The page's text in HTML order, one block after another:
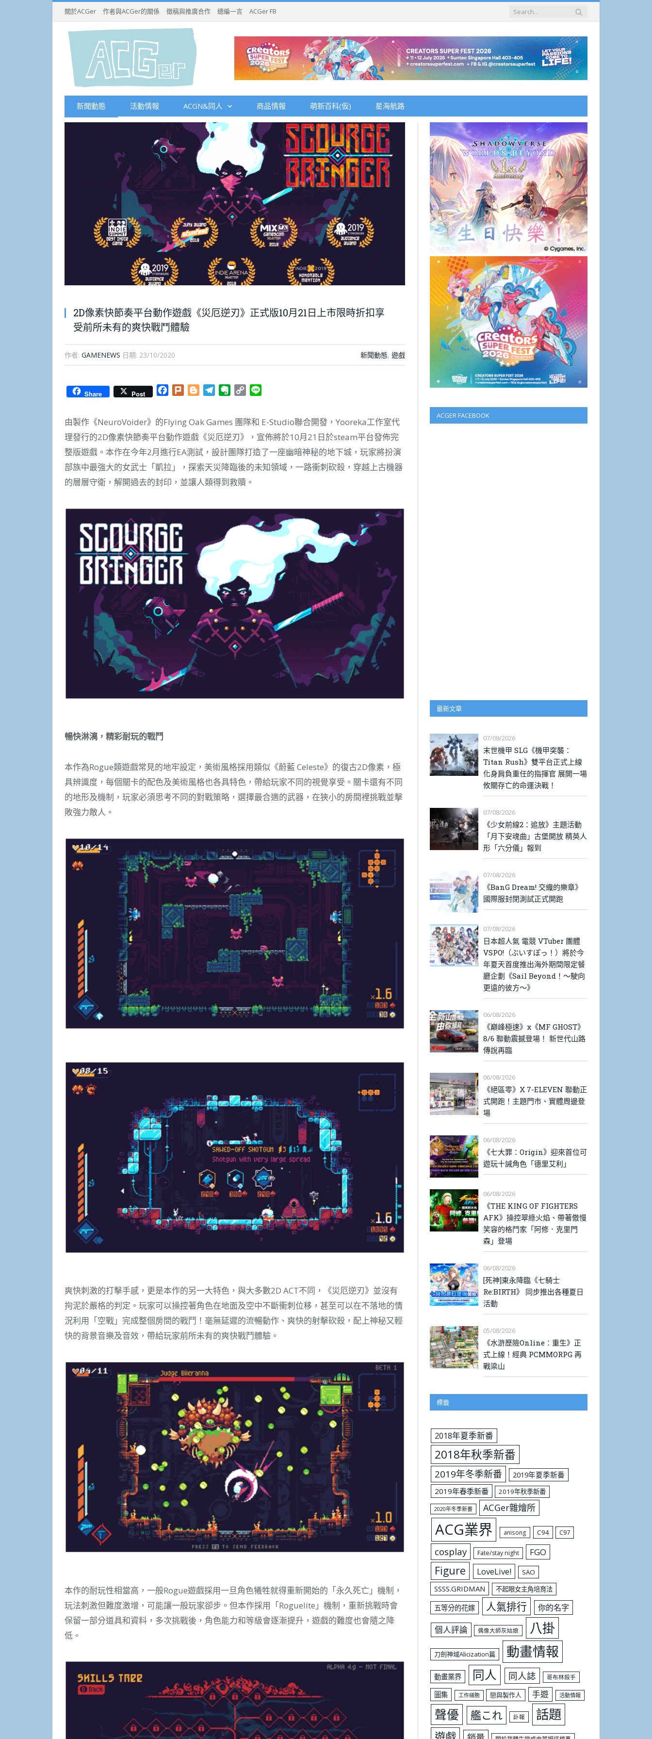
關於ACGer 作者與ACGer的關係 徵稿與推廣合作 總編一言 ACGer FB
新聞動態 活動情報 ACGN&同人 商品情報 萌新百科(仮) 星海航路
2D像素快節奏平台動作遊戲《災厄逆刃》正式版10月21日上市限時折扣享
受前所未有的爽快戰鬥體驗
作者: GAMENEWS 日期: 23/10/2020 新聞動態, 遊戲
Share Post Facebook
Plurk BloggerTelegramEvernote
Copy
由製作《NeuroVoider》的Flying Oak Games 團隊和 E-Studio聯合開發，Yooreka工作室代
理發行的2D像素快節奏平台動作遊戲《災厄逆刃》，宣佈將於10月21日於steam平台發佈完
整版遊戲。本作在今年2月進行EA測試，設計團隊打造了一座幽暗神秘的地下城，玩家將扮演
部族中最強大的女武士「凱拉」，探索天災降臨後的未知領域，一路衝刺砍殺，穿越上古機器
的層層守衛，解開過去的封印，並讓人類得到救贖。
暢快淋漓，精彩耐玩的戰鬥
本作為Rogue類遊戲常見的地牢設定，美術風格採用類似《蔚藍 Celeste》的復古2D像素，極
具辨識度，每個關卡的配色及美術風格也各具特色，帶給玩家不同的視覺享受。關卡還有不同
的地形及機制，玩家必須思考不同的對戰策略，選擇最合適的武器，在狹小的房間裡挑戰並擊
敗強力敵人。
爽快刺激的打擊手感，更是本作的另一大特色，與大多數2D ACT不同，《災厄逆刃》並沒有
拘泥於嚴格的判定。玩家可以操控著角色在地面及空中不斷衝刺位移，甚至可以在不落地的情
況利用「空戰」完成整個房間的戰鬥！毫無延遲的流暢動作、爽快的射擊砍殺，配上神秘又輕
快的背景音樂及音效，帶給玩家前所未有的爽快戰鬥體驗。
本作的耐玩性相當高，一般Rogue遊戲採用一旦角色犧牲就得重新開始的「永久死亡」機制，
玩法刺激但難度激增，可能讓一般玩家卻步。但本作採用「Roguelite」機制，重新挑戰時會
保留一部分道具和資料，多次挑戰後，角色能力和等級會逐漸提升，遊戲的難度也會隨之降
低。
ACGER FACEBOOK
最新文章
07/08/2026
末世機甲 SLG《機甲突襲：
Titan Rush》雙平台正式上線
化身肩負重任的指揮官 展開一場
攸關存亡的命運決戰！
07/08/2026
《少女前線2：追放》主題活動
「月下安魂曲」古堡開放 精英人
形「六分儀」報到
07/08/2026
《BanG Dream! 交織的樂章》
國際服封閉測試正式開跑
07/08/2026
日本超人氣 電競 VTuber 團體
VSPO!（ぶいすぽっ！）將於今
年夏天首度推出海外期間限定餐
廳企劃《Sail Beyond！～駛向
更遠的彼方～》
06/08/2026
《巔峰極速》x《MF GHOST》
8/6 聯動震撼登場！ 新世代山路
傳說再臨
06/08/2026
《絕區零》X 7-ELEVEN 聯動正
式開跑！主題門市、實體周邊登
場
06/08/2026
《七大罪：Origin》迎來首位可
遊玩十誡角色「德里艾利」
06/08/2026
《THE KING OF FIGHTERS
AFK》操控翠綠火焰、帶著傲慢
笑容的格鬥家「阿修．克里門
森」登場
06/08/2026
[死神]東永降臨《七騎士
Re:BIRTH》 同步推出各種夏日
活動
05/08/2026
《水滸歷險Online：重生》正
式上線！經典 PCMMORPG 再
戰梁山
標籤
2018年夏季新番
2018年秋季新番
2019年冬季新番
2019年夏季新番
2019年春季新番
2019年秋季新番
2020年冬季新番 ACGer雜燴所
ACG業界 anisong C94 C97
cosplay Fate/stay night FGO
Figure LoveLive! SAO
SSSS.GRIDMAN 不起眼女主角培育法
五等分的花嫁 人氣排行 你的名字
個人評論 偶像大師灰姑娘 八掛
刀劍神域Alicization篇 動畫情報
動畫業界 同人 同人誌 哥布林殺手
圖集 工作細胞 戀與製作人 手遊 活動情報
聲優 艦これ 訃報 話題